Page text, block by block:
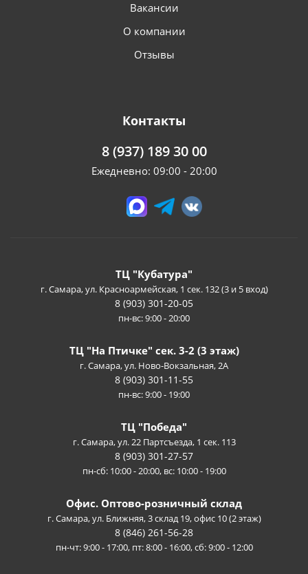
Вакансии
О компании
Отзывы
Контакты
8 (937) 189 30 00
Ежедневно: 09:00 - 20:00
ТЦ "Кубатура"
г. Самара, ул. Красноармейская, 1 сек. 132 (3 и 5 вход)
8 (903) 301-20-05
пн-вс: 9:00 - 20:00
ТЦ "На Птичке" сек. 3-2 (3 этаж)
г. Самара, ул. Ново-Вокзальная, 2А
8 (903) 301-11-55
пн-вс: 9:00 - 19:00
ТЦ "Победа"
г. Самара, ул. 22 Партсъезда, 1 сек. 113
8 (903) 301-27-57
пн-сб: 10:00 - 20:00, вс: 10:00 - 19:00
Офис. Оптово-розничный склад
г. Самара, ул. Ближняя, 3 склад 19, офис 10 (2 этаж)
8 (846) 261-56-28
пн-чт: 9:00 - 17:00, пт: 8:00 - 16:00, сб: 9:00 - 12:00